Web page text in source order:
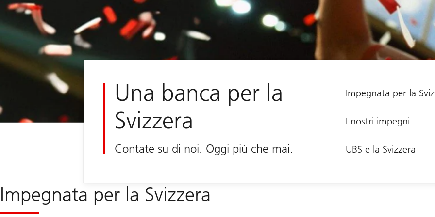
Una banca per la
Svizzera
Contate su di noi. Oggi più che mai.
Impegnata per la
I nostri impegni
UBS e la Svizzera
Impegnata per la Svizzera